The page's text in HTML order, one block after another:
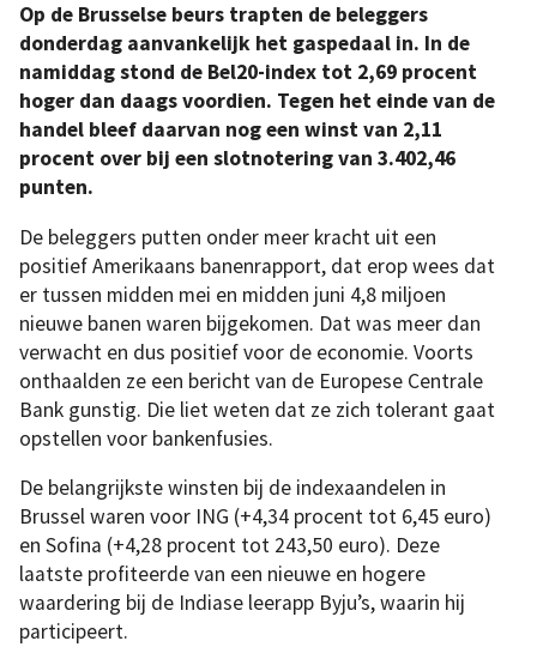
Op de Brusselse beurs trapten de beleggers
donderdag aanvankelijk het gaspedaal in. In de
namiddag stond de Bel20-index tot 2,69 procent
hoger dan daags voordien. Tegen het einde van de
handel bleef daarvan nog een winst van 2,11
procent over bij een slotnotering van 3.402,46
punten.
De beleggers putten onder meer kracht uit een
positief Amerikaans banenrapport, dat erop wees dat
er tussen midden mei en midden juni 4,8 miljoen
nieuwe banen waren bijgekomen. Dat was meer dan
verwacht en dus positief voor de economie. Voorts
onthaalden ze een bericht van de Europese Centrale
Bank gunstig. Die liet weten dat ze zich tolerant gaat
opstellen voor bankenfusies.
De belangrijkste winsten bij de indexaandelen in
Brussel waren voor ING (+4,34 procent tot 6,45 euro)
en Sofina (+4,28 procent tot 243,50 euro). Deze
laatste profiteerde van een nieuwe en hogere
waardering bij de Indiase leerapp Byju’s, waarin hij
participeert.